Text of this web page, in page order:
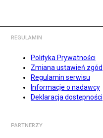
REGULAMIN
Polityka Prywatności
Zmiana ustawień zgód
Regulamin serwisu
Informacje o nadawcy
Deklaracja dostępności
PARTNERZY